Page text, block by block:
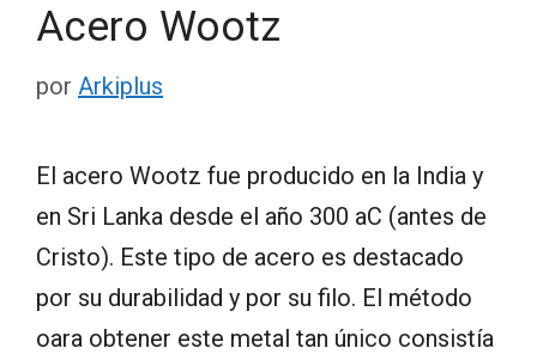
Acero Wootz
por Arkiplus
El acero Wootz fue producido en la India y
en Sri Lanka desde el año 300 aC (antes de
Cristo). Este tipo de acero es destacado
por su durabilidad y por su filo. El método
oara obtener este metal tan único consistía